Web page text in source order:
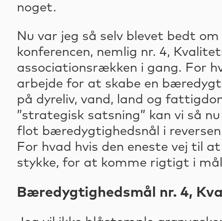
noget.
Nu var jeg så selv blevet bedt
konferencen, nemlig nr. 4,
associationsrækken i gang. For
arbejde for at skabe en
på dyreliv, vand, land og
”strategisk satsning” kan vi så
flot bæredygtighedsnål i
For hvad hvis den eneste vej til
stykke, for at komme rigtigt i
Bæredygtighedsmål nr. 4,